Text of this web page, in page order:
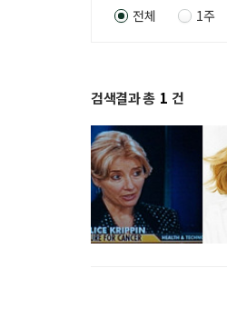
전체 1주
검색결과 총 1 건